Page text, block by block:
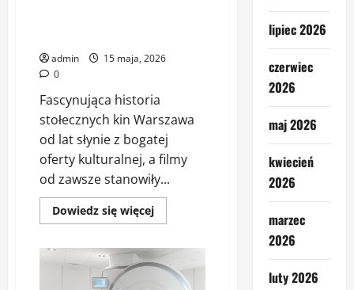
admin
15 maja, 2026
0
Fascynująca historia
stołecznych kin Warszawa
od lat słynie z bogatej
oferty kulturalnej, a filmy
od zawsze stanowiły...
Dowiedz się więcejDowiedz
się
Co
warto
wiedzieć
lipiec 2026
czerwiec
2026
maj 2026
kwiecień
2026
marzec
2026
luty 2026